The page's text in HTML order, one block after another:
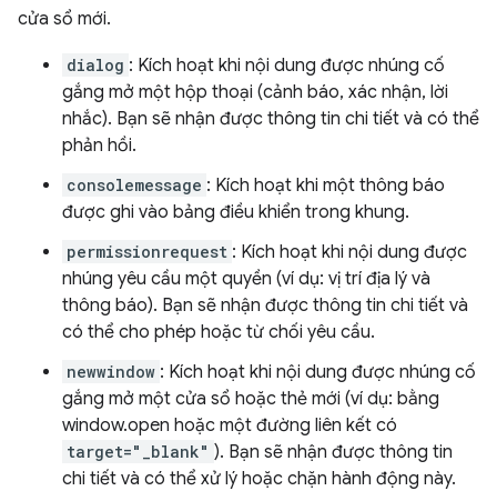
cửa sổ mới.
dialog : Kích hoạt khi nội dung được nhúng cố
gắng mở một hộp thoại (cảnh báo, xác nhận, lời
nhắc). Bạn sẽ nhận được thông tin chi tiết và có thể
phản hồi.
consolemessage : Kích hoạt khi một thông báo
được ghi vào bảng điều khiển trong khung.
permissionrequest : Kích hoạt khi nội dung được
nhúng yêu cầu một quyền (ví dụ: vị trí địa lý và
thông báo). Bạn sẽ nhận được thông tin chi tiết và
có thể cho phép hoặc từ chối yêu cầu.
newwindow : Kích hoạt khi nội dung được nhúng cố
gắng mở một cửa sổ hoặc thẻ mới (ví dụ: bằng
window.open hoặc một đường liên kết có
target="_blank" ). Bạn sẽ nhận được thông tin
chi tiết và có thể xử lý hoặc chặn hành động này.